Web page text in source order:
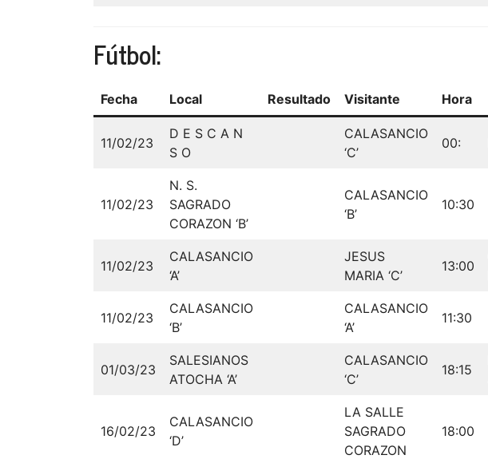
Fútbol:
Fecha Local Resultado Visitante Hora
11/02/23
D E S C A N
S O
CALASANCIO
‘C’
00:
11/02/23
N. S.
SAGRADO
CORAZON ‘B’
CALASANCIO
‘B’
10:30
11/02/23
CALASANCIO
‘A’
JESUS
MARIA ‘C’
13:00
11/02/23
CALASANCIO
‘B’
CALASANCIO
‘A’
11:30
01/03/23
SALESIANOS
ATOCHA ‘A’
CALASANCIO
‘C’
18:15
16/02/23
CALASANCIO
‘D’
LA SALLE
SAGRADO
CORAZON
18:00